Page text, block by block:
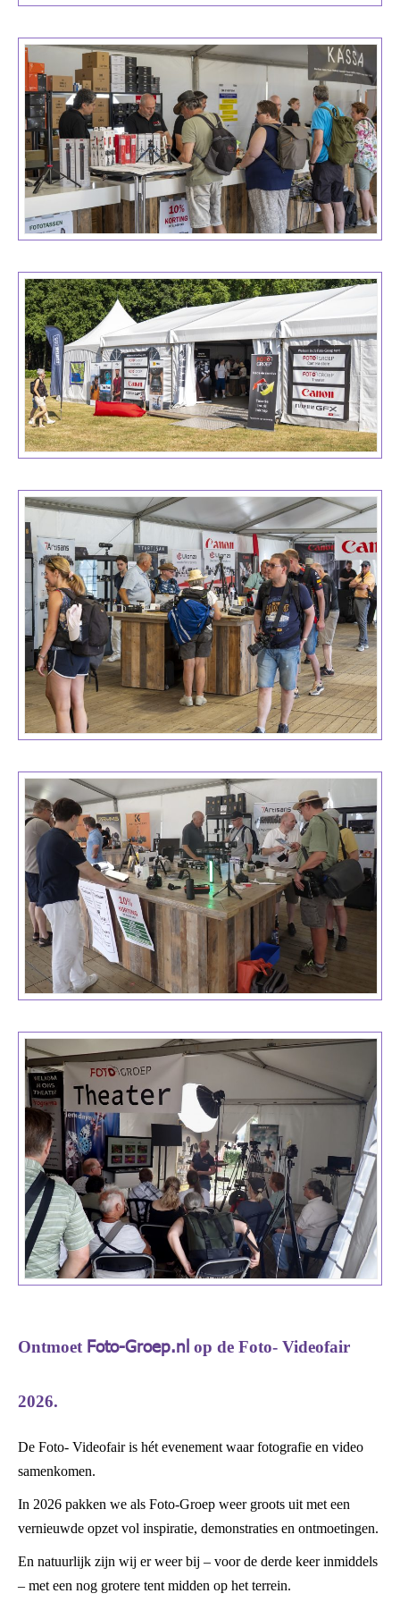
Ontmoet Foto-Groep.nl op de Foto- Videofair
2026.
De Foto- Videofair is hét evenement waar fotografie en video
samenkomen.
In 2026 pakken we als Foto-Groep weer groots uit met een
vernieuwde opzet vol inspiratie, demonstraties en ontmoetingen.
En natuurlijk zijn wij er weer bij – voor de derde keer inmiddels
– met een nog grotere tent midden op het terrein.